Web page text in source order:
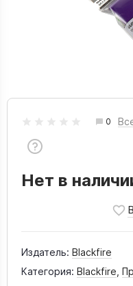
0
Нет в
Издатель: Blackfire
Категория: Blackfire